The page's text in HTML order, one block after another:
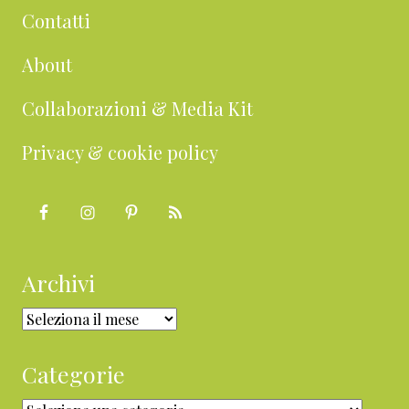
Contatti
About
Collaborazioni & Media Kit
Privacy & cookie policy
Archivi
Archivi
Categorie